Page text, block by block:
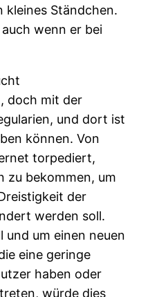
kleines Ständchen.
wenn er bei
doch mit der
und dort ist
können. Von
torpediert,
zu bekommen, um
der
werden soll.
um einen neuen
eine geringe
haben oder
würde dies